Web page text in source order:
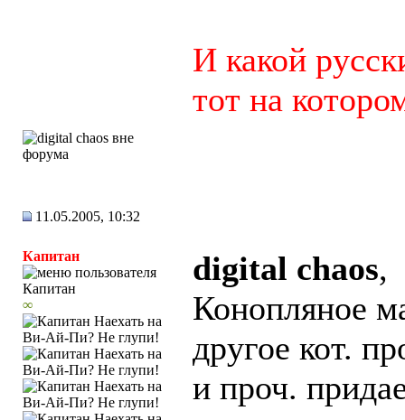
И какой
тот на
11.05.2005, 10:32
Капитан
∞
digital chaos,
Конопляное
другое кот.
и проч.